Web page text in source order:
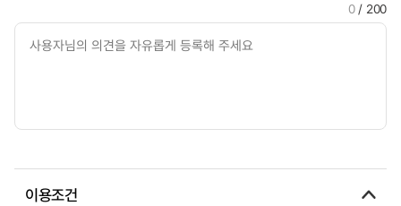
0/ 200
이용조건